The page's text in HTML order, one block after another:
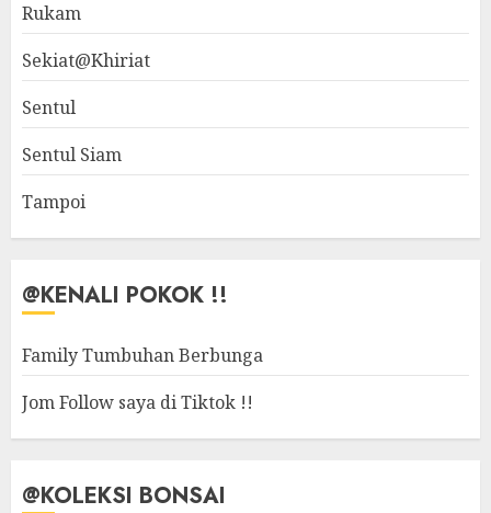
Rukam
Sekiat@Khiriat
Sentul
Sentul Siam
Tampoi
@KENALI POKOK !!
Family Tumbuhan Berbunga
Jom Follow saya di Tiktok !!
@KOLEKSI BONSAI